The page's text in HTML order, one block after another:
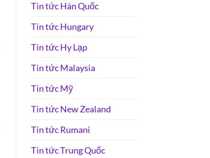
Tin tức Hàn Quốc
Tin tức Hungary
Tin tức Hy Lạp
Tin tức Malaysia
Tin tức Mỹ
Tin tức New Zealand
Tin tức Rumani
Tin tức Trung Quốc